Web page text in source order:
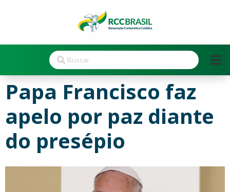
Papa Francisco faz
apelo por paz diante
do presépio